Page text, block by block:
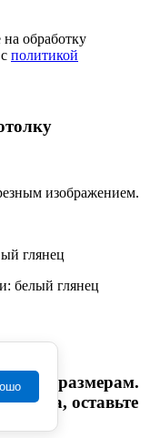
обработку
политикой
изображением.
глянец
белый глянец
размерам.
оставьте